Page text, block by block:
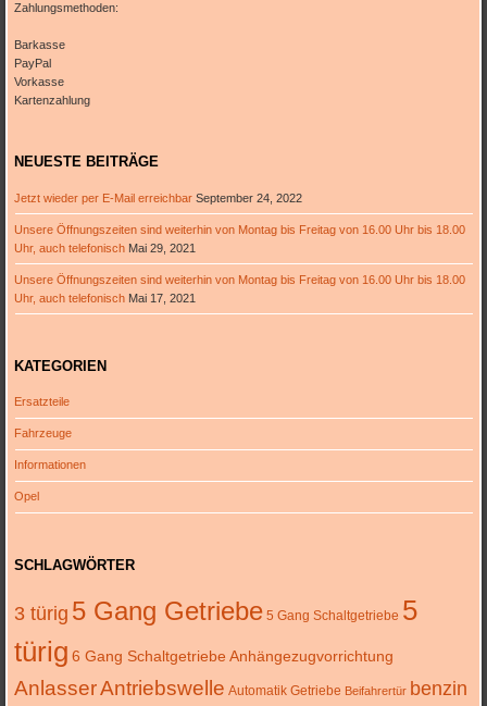
Zahlungsmethoden:
Barkasse
PayPal
Vorkasse
Kartenzahlung
NEUESTE BEITRÄGE
Jetzt wieder per E-Mail erreichbar September 24, 2022
Unsere Öffnungszeiten sind weiterhin von Montag bis Freitag von 16.00 Uhr bis 18.00
Uhr, auch telefonisch Mai 29, 2021
Unsere Öffnungszeiten sind weiterhin von Montag bis Freitag von 16.00 Uhr bis 18.00
Uhr, auch telefonisch Mai 17, 2021
KATEGORIEN
Ersatzteile
Fahrzeuge
Informationen
Opel
SCHLAGWÖRTER
3 türig 5 Gang Getriebe 5 Gang Schaltgetriebe 5
türig 6 Gang Schaltgetriebe Anhängezugvorrichtung
AnlasserAntriebswelle Automatik Getriebe Beifahrertür benzin